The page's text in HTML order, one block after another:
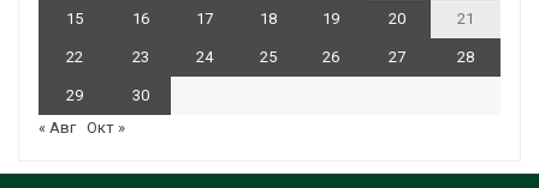
15 16 17 18 19 20 21
22 23 24 25 26 27 28
29
30
« Авг Окт »